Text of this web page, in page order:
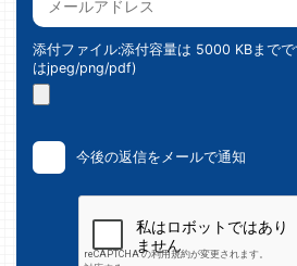
添付ファイル:添付容量は 5000 KBまで
はjpeg/png/pdf)
今後の返信をメールで通知